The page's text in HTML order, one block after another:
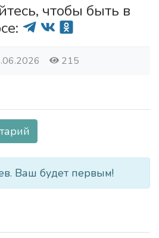
чтобы быть в
215
Ваш будет первым!